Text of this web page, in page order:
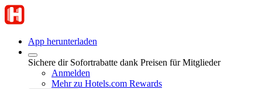
App herunterladen
Sichere dir Sofortrabatte dank Preisen für Mitglieder
Anmelden
Mehr zu Hotels.com Rewards